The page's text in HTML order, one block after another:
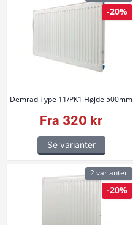
Demrad Type 11/PK1 Højde 500mm
Fra 320 kr
Se varianter
-20%
2 varianter
-20%